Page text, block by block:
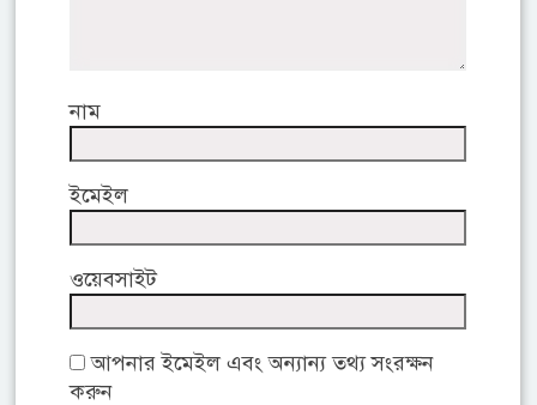
নাম
ইমেইল
ওয়েবসাইট
আপনার ইমেইল এবং অন্যান্য তথ্য সংরক্ষন
করুন